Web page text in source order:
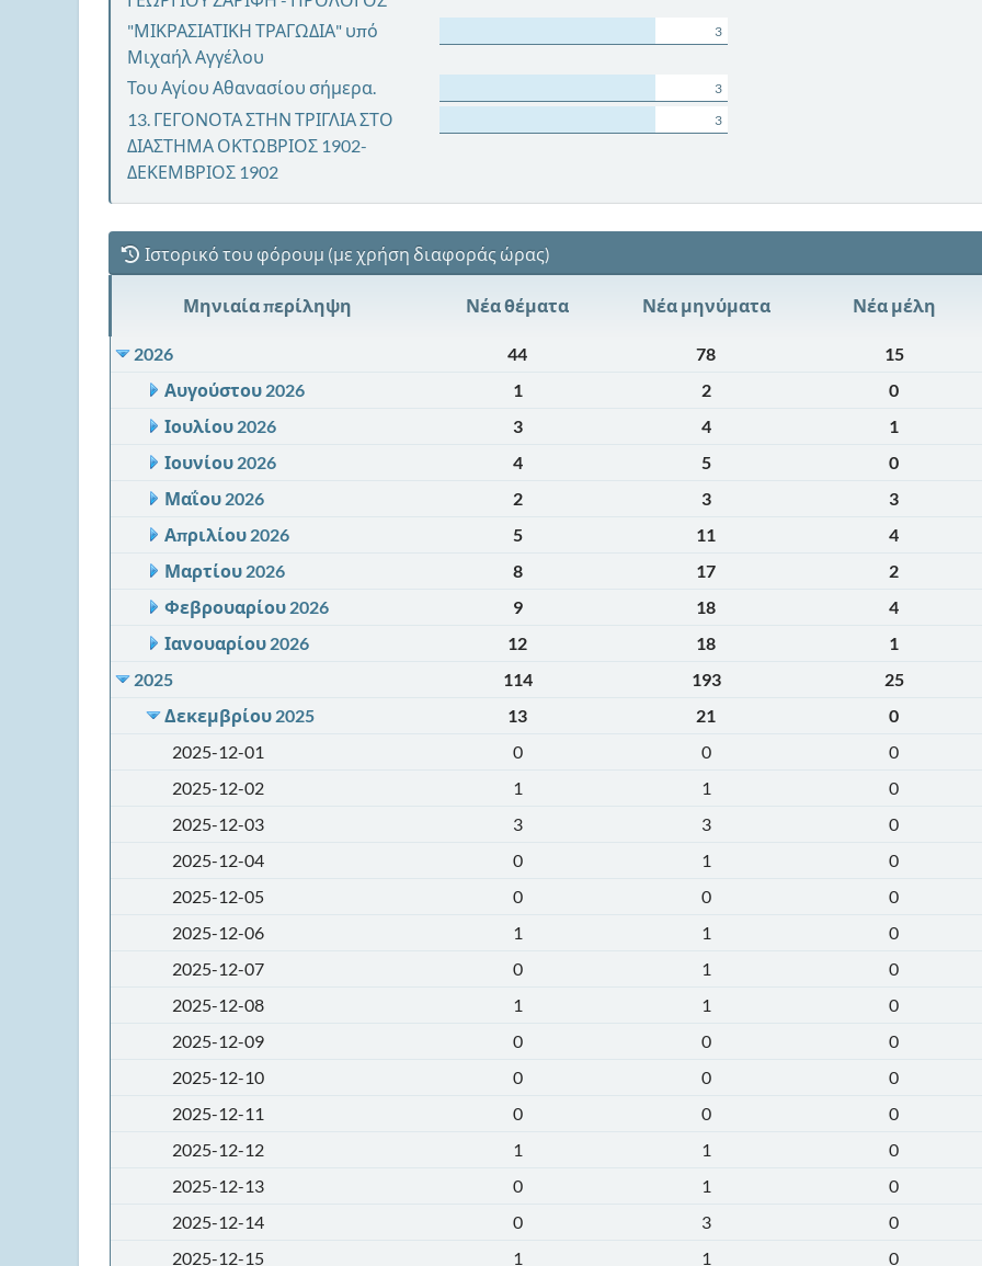
"ΜΙΚΡΑΣΙΑΤΙΚΗ ΤΡΑΓΩΔΙΑ" υπό
Μιχαήλ Αγγέλου
3
Του Αγίου Αθανασίου σήμερα. 3
13. ΓΕΓΟΝΟΤΑ ΣΤΗΝ ΤΡΙΓΛΙΑ ΣΤΟ
ΔΙΑΣΤΗΜΑ ΟΚΤΩΒΡΙΟΣ 1902-
ΔΕΚΕΜΒΡΙΟΣ 1902
3
Ιστορικό του φόρουμ (με χρήση διαφοράς ώρας)
Μηνιαία περίληψη Νέα θέματα Νέα μηνύματα Νέα μέλη
2026
44 78 15
Αυγούστου 2026
1 2 0
Ιουλίου 2026
3 4 1
Ιουνίου 2026
4 5 0
Μαΐου 2026
2 3 3
Απριλίου 2026
5 11 4
Μαρτίου 2026
8 17 2
Φεβρουαρίου 2026
9 18 4
Ιανουαρίου 2026
12 18 1
2025
114 193 25
Δεκεμβρίου 2025
13 21 0
2025-12-01
0 0 0
2025-12-02
1 1 0
2025-12-03
3 3 0
2025-12-04
0 1 0
2025-12-05
0 0 0
2025-12-06
1 1 0
2025-12-07
0 1 0
2025-12-08
1 1 0
2025-12-09
0 0 0
2025-12-10
0 0 0
2025-12-11
0 0 0
2025-12-12
1 1 0
2025-12-13
0 1 0
2025-12-14
0 3 0
2025-12-15
1 1 0